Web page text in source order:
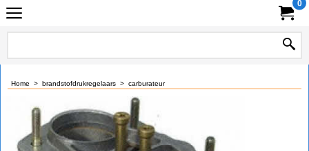
0
Home > brandstofdrukregelaars > carburateur